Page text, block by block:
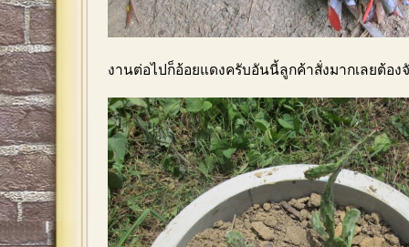
งานต่อไปก็อ้อยแดงครับอันนี้ลูกค้าสั่งมากเลยต้อง